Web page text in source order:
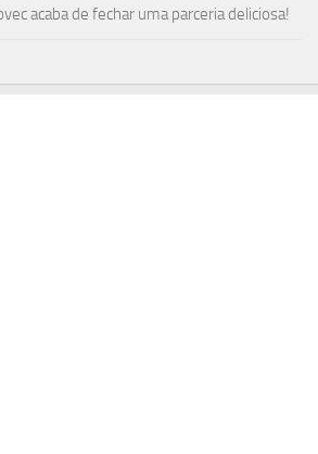
acaba de fechar uma parceria deliciosa!